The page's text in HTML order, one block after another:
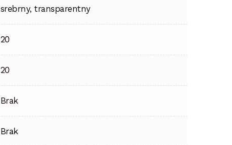
srebrny, transparentny
20
20
Brak
Brak